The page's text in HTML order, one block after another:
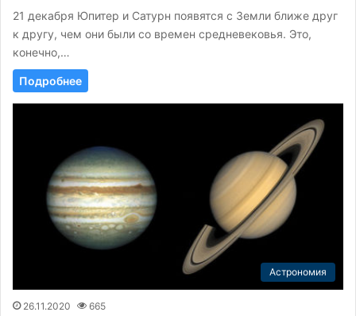
21 декабря Юпитер и Сатурн появятся с Земли ближе друг
к другу, чем они были со времен средневековья. Это,
конечно,…
Подробнее
Астрономия
26.11.2020 665